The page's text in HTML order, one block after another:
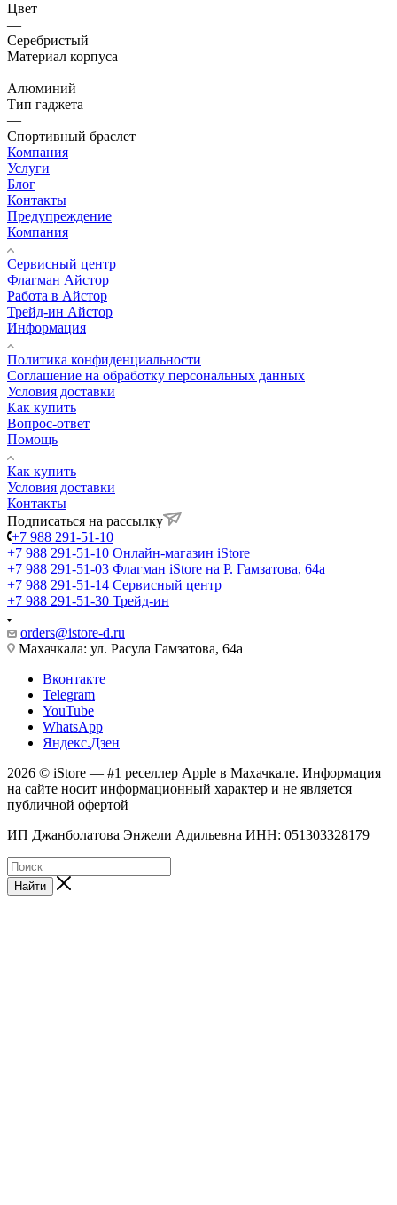
Цвет
—
Серебристый
Материал корпуса
—
Алюминий
Тип гаджета
—
Спортивный браслет
Компания
Услуги
Блог
Контакты
Предупреждение
Компания
Сервисный центр
Флагман Айстор
Работа в Айстор
Трейд-ин Айстор
Информация
Политика конфиденциальности
Соглашение на обработку персональных данных
Условия доставки
Как купить
Вопрос-ответ
Помощь
Как купить
Условия доставки
Контакты
Подписаться на рассылку
+7 988 291-51-10
+7 988 291-51-10 Онлайн-магазин iStore
+7 988 291-51-03 Флагман iStore на Р. Гамзатова, 64а
+7 988 291-51-14 Сервисный центр
+7 988 291-51-30 Трейд-ин
orders@istore-d.ru
Махачкала: ул. Расула Гамзатова, 64а
Вконтакте
Telegram
YouTube
WhatsApp
Яндекс.Дзен
2026 © iStore — #1 реселлер Apple в Махачкале. Информация
на сайте носит информационный характер и не является
публичной офертой
ИП Джанболатова Энжели Адильевна ИНН: 051303328179
Найти